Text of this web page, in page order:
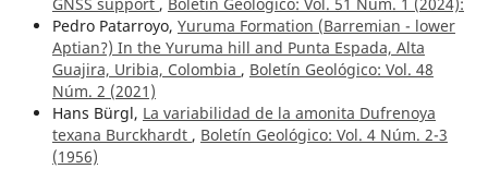
Pedro Patarroyo, Yuruma Formation (Barremian - lower
Aptian?) In the Yuruma hill and Punta Espada, Alta
Guajira, Uribia, Colombia , Boletín Geológico: Vol. 48
Núm. 2 (2021)
Hans Bürgl, La variabilidad de la amonita Dufrenoya
texana Burckhardt , Boletín Geológico: Vol. 4 Núm. 2-3
(1956)